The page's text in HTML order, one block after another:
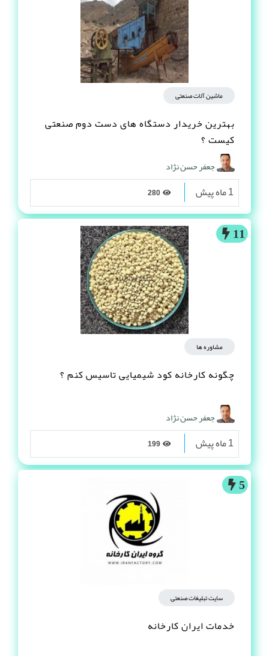
ماشین آلات صنعتی
بهترین خریدار دستگاه های دست دوم صنعتی
کیست ؟
جعفر حسن نژاد
1 ماه پیش
11
مشاوره ها
چگونه کارخانه کود شیمیایی تاسیس کنم ؟
جعفر حسن نژاد
1 ماه پیش
5
سایت تبلیغات صنعتی
خدمات ایران کارخانه